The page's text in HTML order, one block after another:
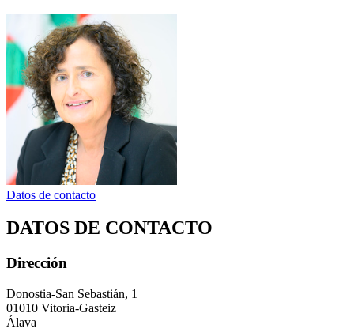
Datos de contacto
DATOS DE CONTACTO
Dirección
Donostia-San Sebastián, 1
01010 Vitoria-Gasteiz
Álava